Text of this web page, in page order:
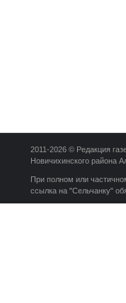
2011-2026 © Редакция
Новичихинского района
При полном или
ссылка на "Сельчанку"